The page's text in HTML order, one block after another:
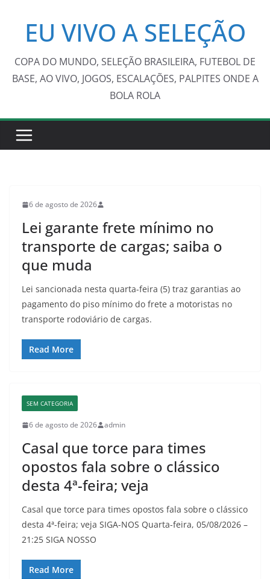
conteúdo
EU VIVO A SELEÇÃO
COPA DO MUNDO, SELEÇÃO BRASILEIRA, FUTEBOL DE
BASE, AO VIVO, JOGOS, ESCALAÇÕES, PALPITES ONDE A
BOLA ROLA
6 de agosto de 2026
Lei garante frete mínimo no
transporte de cargas; saiba o
que muda
Lei sancionada nesta quarta-feira (5) traz garantias ao
pagamento do piso mínimo do frete a motoristas no
transporte rodoviário de cargas.
Read More
SEM CATEGORIA
6 de agosto de 2026 admin
Casal que torce para times
opostos fala sobre o clássico
desta 4ª-feira; veja
Casal que torce para times opostos fala sobre o clássico
desta 4ª-feira; veja SIGA-NOS Quarta-feira, 05/08/2026 –
21:25 SIGA NOSSO
Read More